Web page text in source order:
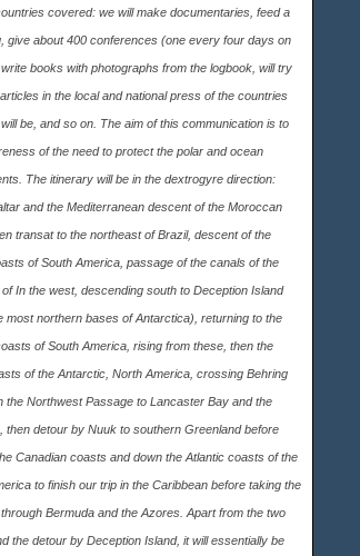
covered: we will make documentaries, feed a
give about 400 conferences (one every four days on
books with photographs from the logbook, will try
in the local and national press of the countries
be, and so on. The aim of this communication is to
of the need to protect the polar and ocean
The itinerary will be in the dextrogyre direction:
and the Mediterranean descent of the Moroccan
transat to the northeast of Brazil, descent of the
of South America, passage of the canals of the
of In the west, descending south to Deception Island
most northern bases of Antarctica), returning to the
of South America, rising from these, then the
of the Antarctic, North America, crossing Behring
the Northwest Passage to Lancaster Bay and the
then detour by Nuuk to southern Greenland before
Canadian coasts and down the Atlantic coasts of the
to finish our trip in the Caribbean before taking the
Bermuda and the Azores. Apart from the two
the detour by Deception Island, it will essentially be